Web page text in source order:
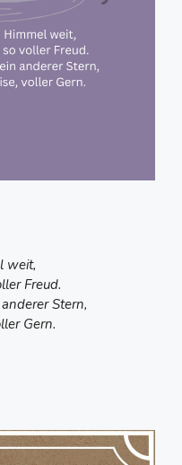
weit,
Freud.
Stern,
Gern.